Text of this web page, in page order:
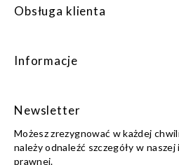
Obsługa klienta
Informacje
Newsletter
Możesz zrezygnować w każdej
należy odnaleźć szczegóły w
prawnej.